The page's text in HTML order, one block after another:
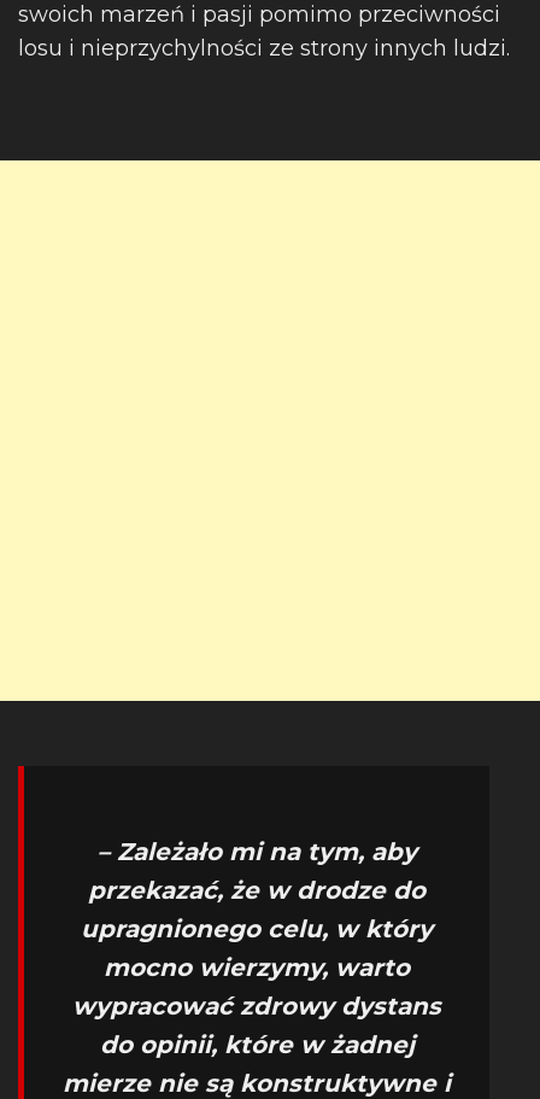
swoich marzeń i pasji pomimo przeciwności
losu i nieprzychylności ze strony innych ludzi.
– Zależało mi na tym, aby
przekazać, że w drodze do
upragnionego celu, w który
mocno wierzymy, warto
wypracować zdrowy dystans
do opinii, które w żadnej
mierze nie są konstruktywne i